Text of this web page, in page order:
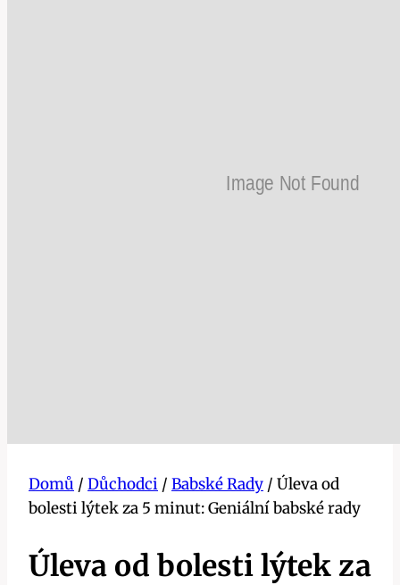
Domů / Důchodci / Babské Rady / Úleva od
bolesti lýtek za 5 minut: Geniální babské rady
Úleva od bolesti lýtek za